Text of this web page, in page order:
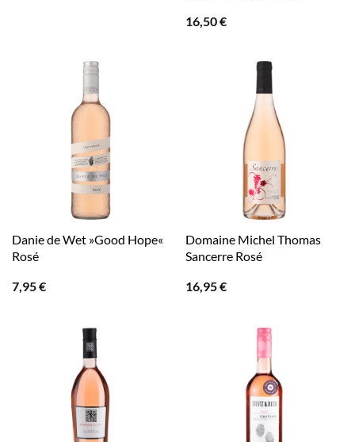
16,50€
Danie de Wet »Good Hope«
Rosé
7,95€
Domaine Michel Thomas
Sancerre Rosé
16,95€